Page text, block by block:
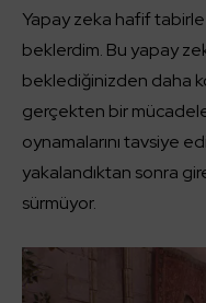
Yapay zeka hafif tabirle
beklerdim. Bu yapay
beklediğinizden daha
gerçekten bir
oynamalarını tavsiye
yakalandıktan sonra
sürmüyor.